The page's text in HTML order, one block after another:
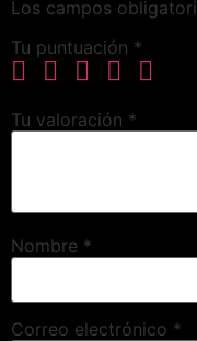
Los campos
Tu puntuación *
Tu valoración *
Nombre *
Correo electrónico *